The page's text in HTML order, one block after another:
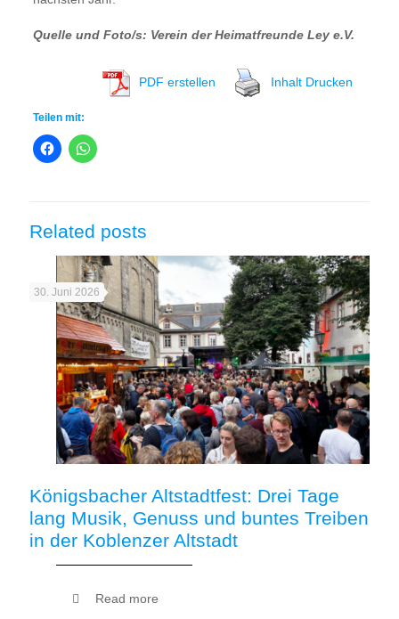
Quelle und Foto/s: Verein der Heimatfreunde Ley e.V.
PDF erstellen Inhalt Drucken
Teilen mit:
Related posts
30. Juni 2026
Königsbacher Altstadtfest: Drei Tage
lang Musik, Genuss und buntes Treiben
in der Koblenzer Altstadt
Read more